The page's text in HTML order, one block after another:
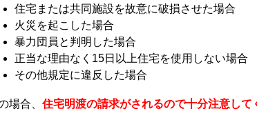
住宅または共同施設を故意に破損させた場合
火災を起こした場合
暴力団員と判明した場合
正当な理由なく15日以上住宅を使用しない場合
その他規定に違反した場合
場合、 住宅明渡の請求がされるので十分注意して